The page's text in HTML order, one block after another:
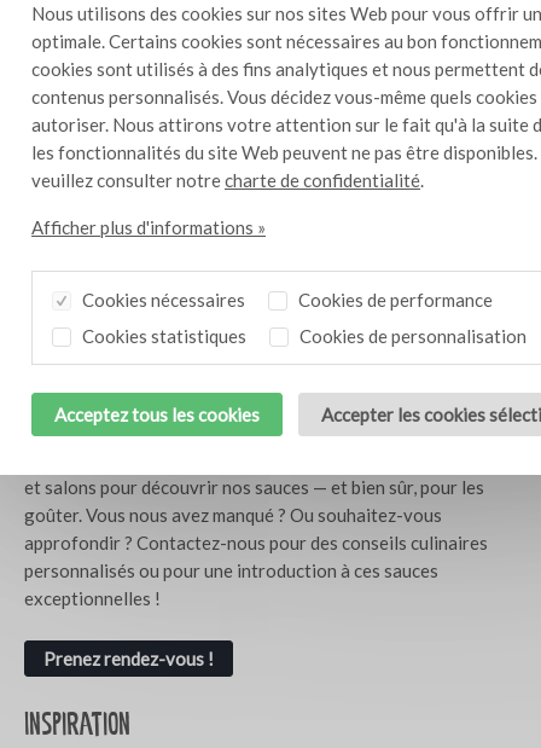
Nous utilisons des cookies sur nos sites Web pour vous offrir
optimale. Certains cookies sont nécessaires au bon
cookies sont utilisés à des fins analytiques et nous permettent
contenus personnalisés. Vous décidez vous-même quels
autoriser. Nous attirons votre attention sur le fait qu'à la suite
les fonctionnalités du site Web peuvent ne pas être
veuillez consulter notrecharte de confidentialité.
Afficher plus d'informations »
Cookies nécessaires
Cookies de performance
Cookies statistiques
Cookies de personnalisation
Acceptez tous les cookies Accepter les cookies
Sauce Piment Calabrais &
Paprika - 1000g
Le piment calabrais, mûri sous
le soleil du sud de l’Italie, et le
piment fumé apportent du
piquant. Le paprika grillé, la
tomate séchée au soleil et le
équilibre légèrement sucré.
Curry - 1000g
Le poivron jaune grillé, la
mangue et le piment
habanero rouge créent un
caractère "swicy". Le
gingembre et le zeste
d'orange apportent de la
.
Téléchargez la brochure complète !
Goûter ?
et salons pour découvrir nos sauces — et bien sûr, pour les
goûter. Vous nous avez manqué ? Ou souhaitez-vous
approfondir ? Contactez-nous pour des conseils culinaires
personnalisés ou pour une introduction à ces sauces
exceptionnelles !
Prenez rendez-vous !
Inspiration